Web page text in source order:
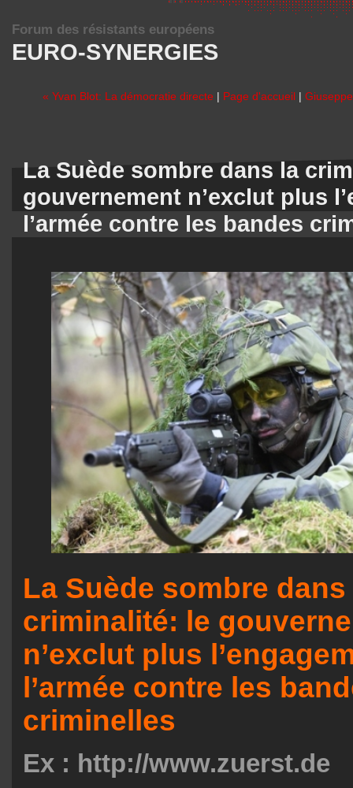
EURO-SYNERGIES
Forum des résistants européens
« Yvan Blot: La démocratie directe | Page d'accueil |
La Suède sombre dans la
gouvernement n’exclut plus
l’armée contre les bandes
La Suède sombre dans
criminalité: le
n’exclut plus
l’armée contre les
criminelles
Ex : http://www.zuerst.de